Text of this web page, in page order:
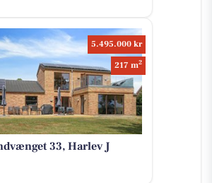
5.495.000 kr
217 m2
33, Harlev J